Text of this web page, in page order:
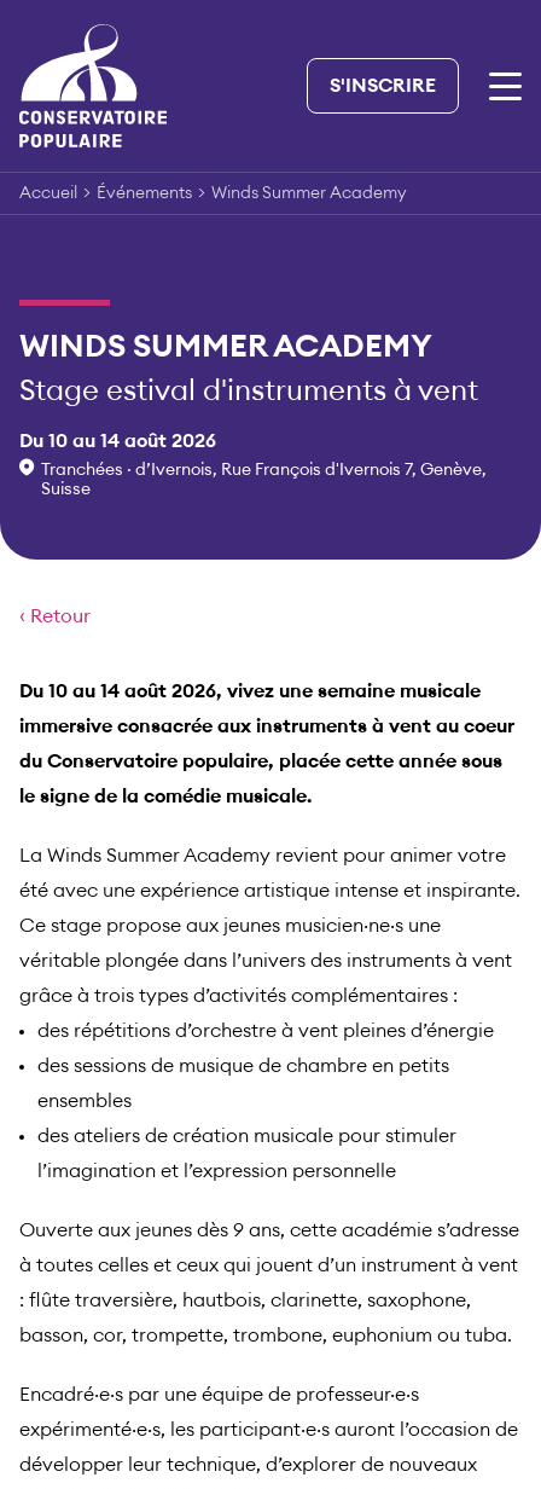
content
S'INSCRIRE
Accueil > Événements > Winds Summer Academy
WINDS SUMMER ACADEMY
Stage estival d'instruments à vent
Du 10 au 14 août 2026
Tranchées · d’Ivernois, Rue François d'Ivernois 7, Genève,
Suisse
‹ Retour
Du 10 au 14 août 2026, vivez une semaine musicale
immersive consacrée aux instruments à vent au coeur
du Conservatoire populaire, placée cette année sous
le signe de la comédie musicale.
La Winds Summer Academy revient pour animer votre
été avec une expérience artistique intense et inspirante.
Ce stage propose aux jeunes musicien·ne·s une
véritable plongée dans l’univers des instruments à vent
grâce à trois types d’activités complémentaires :
des répétitions d’orchestre à vent pleines d’énergie
des sessions de musique de chambre en petits
ensembles
des ateliers de création musicale pour stimuler
l’imagination et l’expression personnelle
Ouverte aux jeunes dès 9 ans, cette académie s’adresse
à toutes celles et ceux qui jouent d’un instrument à vent
: flûte traversière, hautbois, clarinette, saxophone,
basson, cor, trompette, trombone, euphonium ou tuba.
Encadré·e·s par une équipe de professeur·e·s
expérimenté·e·s, les participant·e·s auront l’occasion de
développer leur technique, d’explorer de nouveaux